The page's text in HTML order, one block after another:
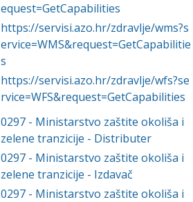
equest=GetCapabilities
https://servisi.azo.hr/zdravlje/wms?s
ervice=WMS&request=GetCapabilitie
s
https://servisi.azo.hr/zdravlje/wfs?se
rvice=WFS&request=GetCapabilities
0297 - Ministarstvo zaštite okoliša i
zelene tranzicije - Distributer
0297 - Ministarstvo zaštite okoliša i
zelene tranzicije - Izdavač
0297 - Ministarstvo zaštite okoliša i